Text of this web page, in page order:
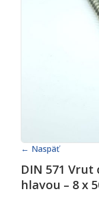
← Naspäť
DIN 571
hlavou – 8 x